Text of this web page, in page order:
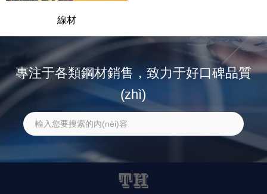
線材
專注于各類鋼材銷售，致力于好口碑品質
(zhì)